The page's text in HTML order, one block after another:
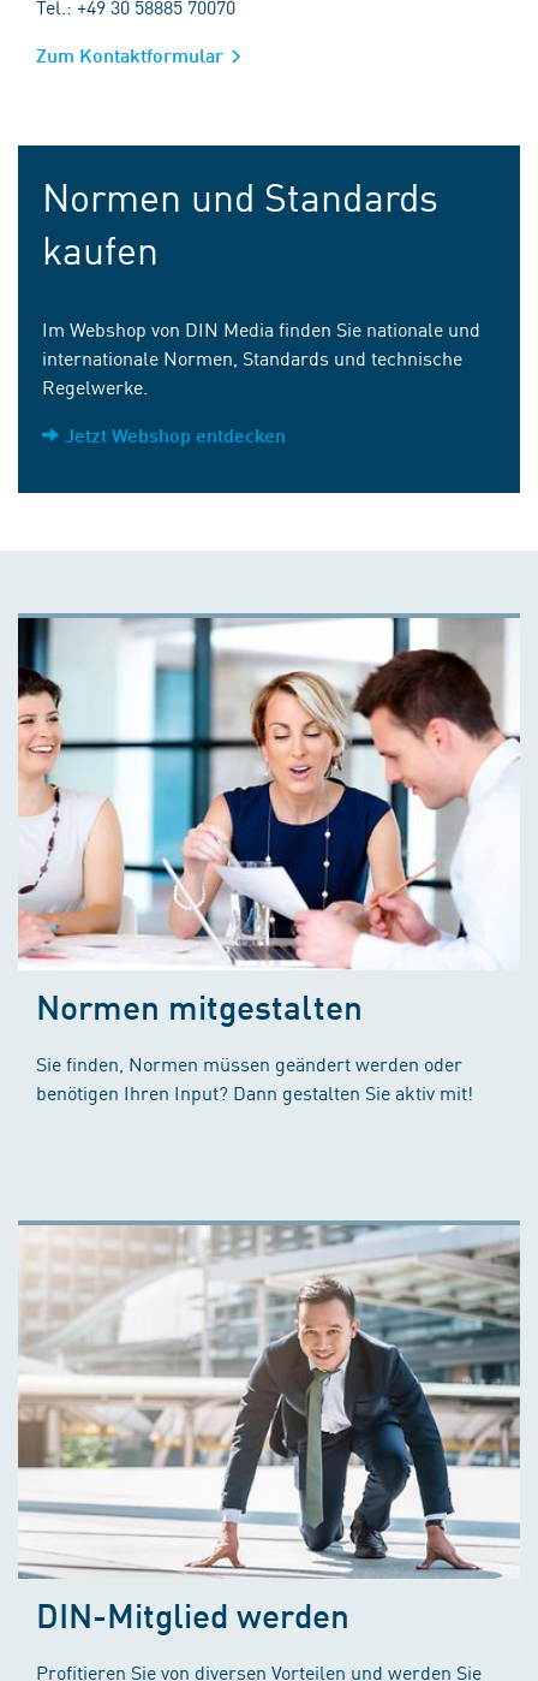
Tel.: +49 30 58885 70070
Zum Kontaktformular
Normen und Standards
kaufen
Im Webshop von DIN Media finden Sie nationale und
internationale Normen, Standards und technische
Regelwerke.
Jetzt Webshop entdecken
Normen mitgestalten
Sie finden, Normen müssen geändert werden oder
benötigen Ihren Input? Dann gestalten Sie aktiv mit!
DIN-Mitglied werden
Profitieren Sie von diversen Vorteilen und werden Sie